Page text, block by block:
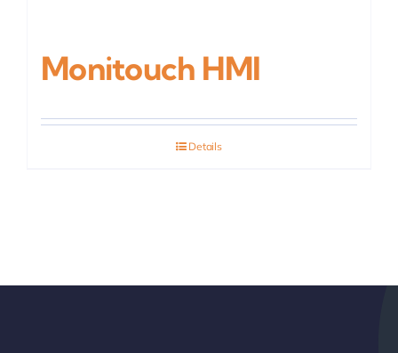
Monitouch HMI
Details